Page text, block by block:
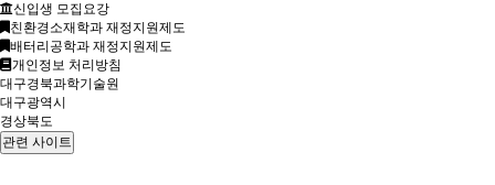
신입생 모집요강
친환경소재학과 재정지원제도
배터리공학과 재정지원제도
개인정보 처리방침
대구경북과학기술원
대구광역시
경상북도
관련 사이트